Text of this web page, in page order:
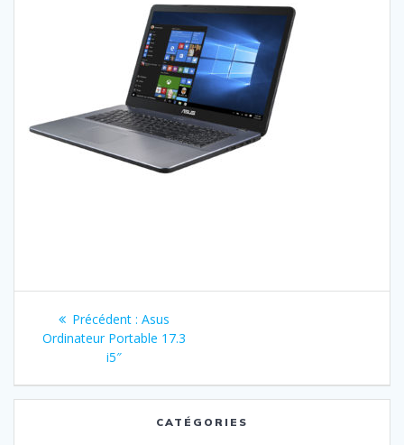
Navigation
de
l’article
Précédent : Article
précédent
Asus
Ordinateur Portable 17.3
i5″
CATÉGORIES